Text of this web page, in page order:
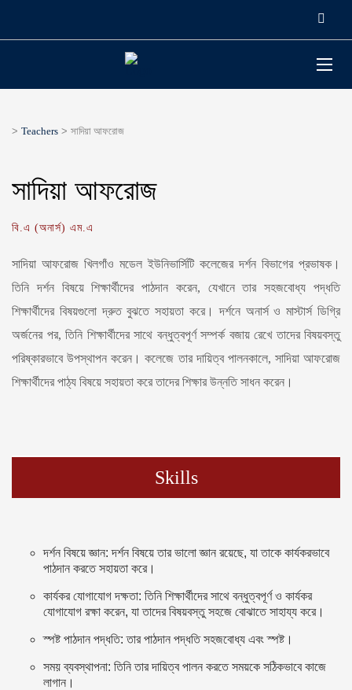
> Teachers > সাদিয়া আফরোজ
সাদিয়া আফরোজ
বি.এ (অনার্স) এম.এ
সাদিয়া আফরোজ খিলগাঁও মডেল ইউনিভার্সিটি কলেজের দর্শন বিভাগের প্রভাষক।
তিনি দর্শন বিষয়ে শিক্ষার্থীদের পাঠদান করেন, যেখানে তার সহজবোধ্য পদ্ধতি
শিক্ষার্থীদের বিষয়গুলো দ্রুত বুঝতে সহায়তা করে। দর্শনে অনার্স ও মাস্টার্স ডিগ্রি
অর্জনের পর, তিনি শিক্ষার্থীদের সাথে বন্ধুত্বপূর্ণ সম্পর্ক বজায় রেখে তাদের বিষয়বস্তু
পরিষ্কারভাবে উপস্থাপন করেন। কলেজে তার দায়িত্ব পালনকালে, সাদিয়া আফরোজ
শিক্ষার্থীদের পাঠ্য বিষয়ে সহায়তা করে তাদের শিক্ষার উন্নতি সাধন করেন।
Skills
দর্শন বিষয়ে জ্ঞান: দর্শন বিষয়ে তার ভালো জ্ঞান রয়েছে, যা তাকে কার্যকরভাবে
পাঠদান করতে সহায়তা করে।
কার্যকর যোগাযোগ দক্ষতা: তিনি শিক্ষার্থীদের সাথে বন্ধুত্বপূর্ণ ও কার্যকর
যোগাযোগ রক্ষা করেন, যা তাদের বিষয়বস্তু সহজে বোঝাতে সাহায্য করে।
স্পষ্ট পাঠদান পদ্ধতি: তার পাঠদান পদ্ধতি সহজবোধ্য এবং স্পষ্ট।
সময় ব্যবস্থাপনা: তিনি তার দায়িত্ব পালন করতে সময়কে সঠিকভাবে কাজে
লাগান।